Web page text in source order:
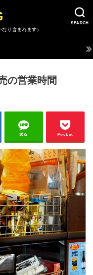
SEARCH
り含まれます）
の営業時間
送る Pocket